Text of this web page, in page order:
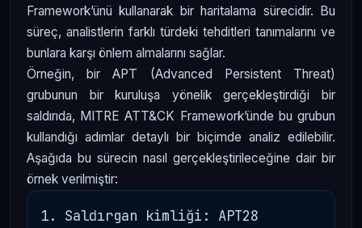
Framework’ünü kullanarak bir haritalama sürecidir. Bu
süreç, analistlerin farklı türdeki tehditleri tanımalarını ve
bunlara karşı önlem almalarını sağlar.
Örneğin, bir APT (Advanced Persistent Threat)
grubunun bir kuruluşa yönelik gerçekleştirdiği bir
saldırıda, MITRE ATT&CK Framework’ünde bu grubun
kullandığı adımlar detaylı bir biçimde analiz edilebilir.
Aşağıda bu sürecin nasıl gerçekleştirileceğine dair bir
örnek verilmiştir:
1. Saldırgan kimliği: APT28